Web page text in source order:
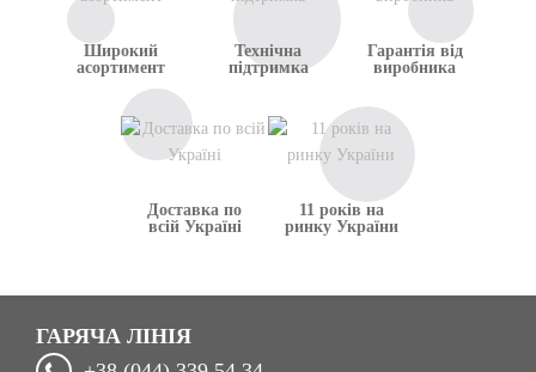
Широкий
асортимент
Технічна
підтримка
Гарантія від
виробника
Доставка по
всій Україні
11 років на
ринку України
ГАРЯЧА ЛІНІЯ